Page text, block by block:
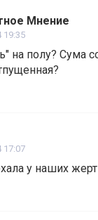
Мнение
19:35
на полу? Сума
17:07
у наших